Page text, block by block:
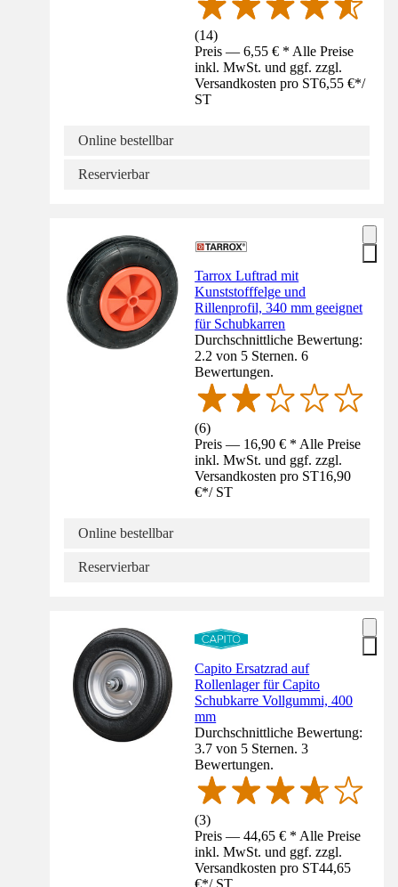
(14)
Preis — 6,55 € * Alle Preise
inkl. MwSt. und ggf. zzgl.
Versandkosten pro ST6,55 €*/
ST
Online bestellbar
Reservierbar
Tarrox Luftrad mit
Kunststofffelge und
Rillenprofil, 340 mm geeignet
für Schubkarren
Durchschnittliche Bewertung:
2.2 von 5 Sternen. 6
Bewertungen.
(6)
Preis — 16,90 € * Alle Preise
inkl. MwSt. und ggf. zzgl.
Versandkosten pro ST16,90
€*/ ST
Online bestellbar
Reservierbar
Capito Ersatzrad auf
Rollenlager für Capito
Schubkarre Vollgummi, 400
mm
Durchschnittliche Bewertung:
3.7 von 5 Sternen. 3
Bewertungen.
(3)
Preis — 44,65 € * Alle Preise
inkl. MwSt. und ggf. zzgl.
Versandkosten pro ST44,65